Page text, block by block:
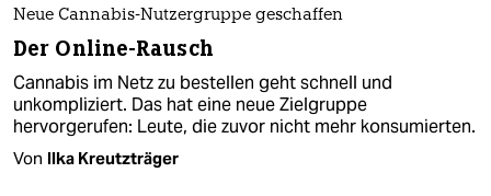
Neue Cannabis-Nutzergruppe geschaffen
Der Online-Rausch
Cannabis im Netz zu bestellen geht schnell und
unkompliziert. Das hat eine neue Zielgruppe
hervorgerufen: Leute, die zuvor nicht mehr konsumierten.
Von Ilka Kreutzträger